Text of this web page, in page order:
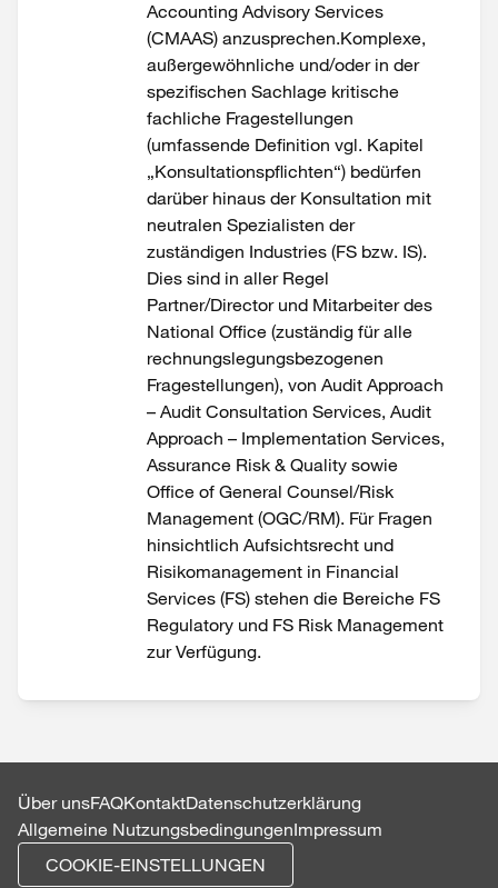
Accounting Advisory Services
(CMAAS) anzusprechen.Komplexe,
außergewöhnliche und/oder in der
spezifischen Sachlage kritische
fachliche Fragestellungen
(umfassende Definition vgl. Kapitel
„Konsultationspflichten“) bedürfen
darüber hinaus der Konsultation mit
neutralen Spezialisten der
zuständigen Industries (FS bzw. IS).
Dies sind in aller Regel
Partner/Director und Mitarbeiter des
National Office (zuständig für alle
rechnungslegungsbezogenen
Fragestellungen), von Audit Approach
– Audit Consultation Services, Audit
Approach – Implementation Services,
Assurance Risk & Quality sowie
Office of General Counsel/Risk
Management (OGC/RM). Für Fragen
hinsichtlich Aufsichtsrecht und
Risikomanagement in Financial
Services (FS) stehen die Bereiche FS
Regulatory und FS Risk Management
zur Verfügung.
Über unsFAQKontaktDatenschutzerklärung
Allgemeine NutzungsbedingungenImpressum
COOKIE-EINSTELLUNGEN